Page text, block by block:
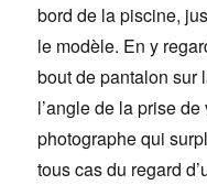
bord de la piscine,
le modèle. En y
bout de pantalon sur
l’angle de la prise
photographe qui
tous cas du regard